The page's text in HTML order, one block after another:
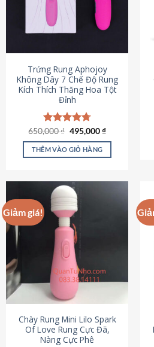
Trứng Rung Aphojoy
Không Dây 7 Chế Độ Rung
Kích Thích Thăng Hoa Tột
Đỉnh
Được xếp
hạng4.72
5 sao
650,000₫ Giá
là:
650,000 ₫.
495,000₫Giá
tại
495,000 ₫.
THÊM VÀO GIỎ HÀNG
Giảm giá!
Chày Rung Mini Lilo Spark
Of Love Rung Cực Đã,
Nàng Cực Phê